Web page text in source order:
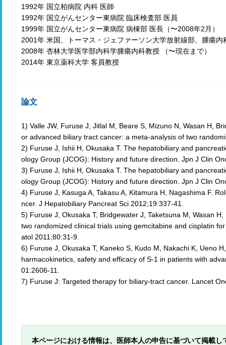
1992年 国立柏病院 内科 医師
1992年 国立がんセンター東病院 臨床検査部 医員
1999年 国立がんセンター東病院 病棟部 医長（〜2008年2月）
2001年 米国、トーマス・ジェファーソン大学放射線部、腫瘍
2008年 杏林大学医学部内科学腫瘍内科教授 （〜現在まで）
2014年 東京薬科大学 客員教授
論文
1) Valle JW, Furuse J, Jitlal M, Beare S, Mizuno N, Wasan H,
or advanced biliary tract cancer: a meta-analysis of two
2) Furuse J, Ishii H, Okusaka T. The hepatobiliary and
ology Group (JCOG): History and future direction. Jpn J Clin
3) Furuse J, Ishii H, Okusaka T. The hepatobiliary and
ology Group (JCOG): History and future direction. Jpn J Clin
4) Furuse J, Kasuga A, Takasu A, Kitamura H, Nagashima F.
ncer. J Hepatobiliary Pancreat Sci 2012;19:337-41.
5) Furuse J, Okusaka T, Bridgewater J, Taketsuna M, Wasan
two randomized clinical trials using gemcitabine and cisplatin
atol 2011;80:31-9.
6) Furuse J, Okusaka T, Kaneko S, Kudo M, Nakachi K, Ueno
harmacokinetics, safety and efficacy of S-1 in patients with
01:2606-11.
7) Furuse J: Targeted therapy for biliary-tract cancer. Lancet
本ページにおける情報は、医師本人の申告に基づいて掲載